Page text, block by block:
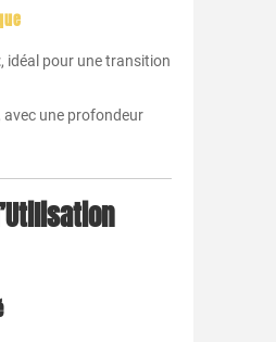
, idéal pour une transition
avec une profondeur